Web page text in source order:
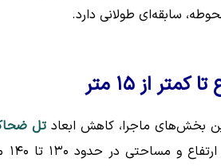
سابقه‌ای طولانی دارد.
بخش‌های ماجرا، کاهش ابعادتل